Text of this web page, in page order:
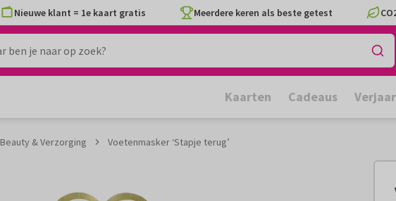
Nieuwe klant = 1e kaart gratis Meerdere keren als beste getest
Kaarten Cadeaus
Beauty & Verzorging Voetenmasker ‘Stapje terug’